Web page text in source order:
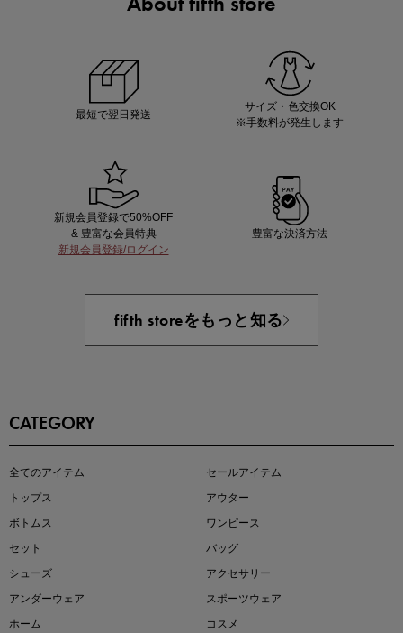
即戦力アイテム続々対象
最短で翌日発送
サイズ・色交換OK
※手数料が発生します
新規会員登録で50%OFF
& 豊富な会員特典
新規会員登録/ログイン
豊富な決済方法
fifth storeをもっと知る
CATEGORY
全てのアイテム
セールアイテム
トップス
アウター
ボトムス
ワンピース
セット
バッグ
シューズ
アクセサリー
アンダーウェア
スポーツウェア
ホーム
コスメ